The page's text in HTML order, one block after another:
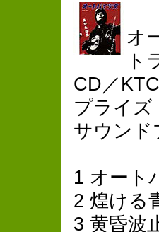
オ
CD／
プライズ
サウンド
1 オート
2 煌ける
3 黄昏波